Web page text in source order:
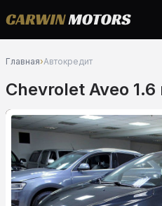
Главная›Автокредит
Chevrolet Aveo